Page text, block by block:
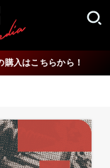
入はこちらから！